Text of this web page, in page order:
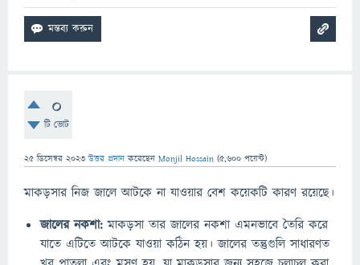
0
টি ভোট
25 ডিসেম্বর 2023 উত্তর প্রদান করেছেন Monjil Hossain (5,600 পয়েন্ট)
মাকড়সার নিজ জালে আটকে না যাওয়ার বেশ কয়েকটি কারণ রয়েছে।
জালের নকশা: মাকড়সা তার জালের নকশা এমনভাবে তৈরি করে
যাতে এটিতে আটকে যাওয়া কঠিন হয়। জালের তন্তুগুলি সাধারণত